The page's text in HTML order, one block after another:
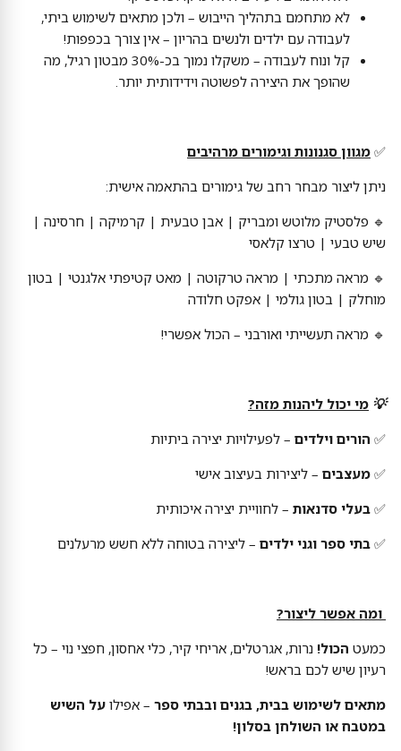
לא מתחמם בתהליך הייבוש – ולכן מתאים לשימוש ביתי,
לעבודה עם ילדים ולנשים בהריון – אין צורך בכפפות!
קל ונוח לעבודה – משקלו נמוך בכ-30% מבטון רגיל, מה
שהופך את היצירה לפשוטה וידידותית יותר.
✅ מגוון סגנונות וגימורים מרהיבים
ניתן ליצור מבחר רחב של גימורים בהתאמה אישית:
🔹 פלסטיק מלוטש ומבריק | אבן טבעית | קרמיקה | חרסינה |
שיש טבעי | טרצו קלאסי
🔹 מראה מתכתי | מראה טרקוטה | מאט קטיפתי אלגנטי | בטון
מוחלק | בטון גולמי | אפקט חלודה
🔹 מראה תעשייתי ואורבני – הכול אפשרי!
💡 מי יכול ליהנות מזה?
✅ הורים וילדים – לפעילויות יצירה ביתיות
✅ מעצבים – ליצירות בעיצוב אישי
✅ בעלי סדנאות – לחוויית יצירה איכותית
✅ בתי ספר וגני ילדים – ליצירה בטוחה ללא חשש מרעלנים
ומה אפשר ליצור?
כמעט הכול! נרות, אגרטלים, אריחי קיר, כלי אחסון, חפצי נוי – כל
רעיון שיש לכם בראש!
מתאים לשימוש בבית, בגנים ובבתי ספר – אפילו על השיש
במטבח או השולחן בסלון!